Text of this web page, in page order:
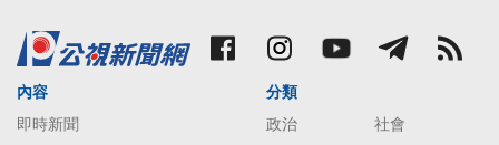
內容
即時新聞
分類
政治
社會